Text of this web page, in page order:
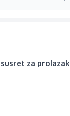
za prolazak